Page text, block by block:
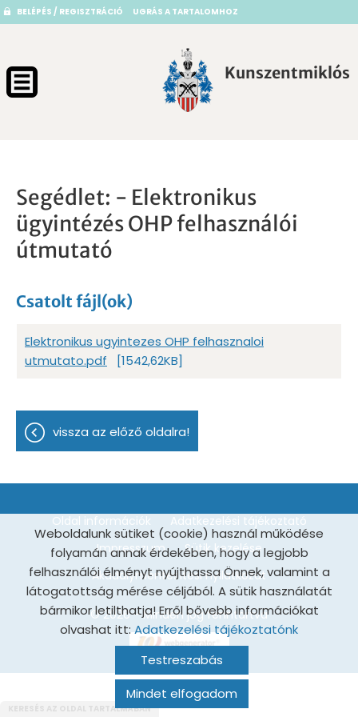
BELÉPÉS / REGISZTRÁCIÓ UGRÁS A TARTALOMHOZ
Kunszentmiklós
Segédlet: - Elektronikus
ügyintézés OHP felhasználói
útmutató
Csatolt fájl(ok)
Elektronikus ugyintezes OHP felhasznaloi
utmutato.pdf
[1542,62KB]
vissza az előző oldalra!
© 2026 - Minden jog fenntartva
Oldal információk
Adatkezelési tájékoztató
Impresszum
Sütik kezelése
Akadálymentesítési nyilatkozat
Mindet elfogadom
Testreszabás
Weboldalunk sütiket (cookie) használ működése
folyamán annak érdekében, hogy a legjobb
felhasználói élményt nyújthassa Önnek, valamint a
látogatottság mérése céljából. A sütik használatát
bármikor letilthatja! Erről bővebb információkat
olvashat itt:Adatkezelési tájékoztatónk
KERESÉS AZ OLDAL TARTALMÁBAN